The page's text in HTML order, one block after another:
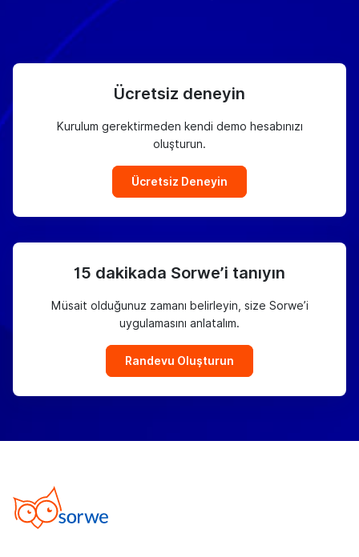
Ücretsiz deneyin
Kurulum gerektirmeden kendi demo hesabınızı
oluşturun.
Ücretsiz Deneyin
15 dakikada Sorwe’i tanıyın
Müsait olduğunuz zamanı belirleyin, size Sorwe’i
uygulamasını anlatalım.
Randevu Oluşturun